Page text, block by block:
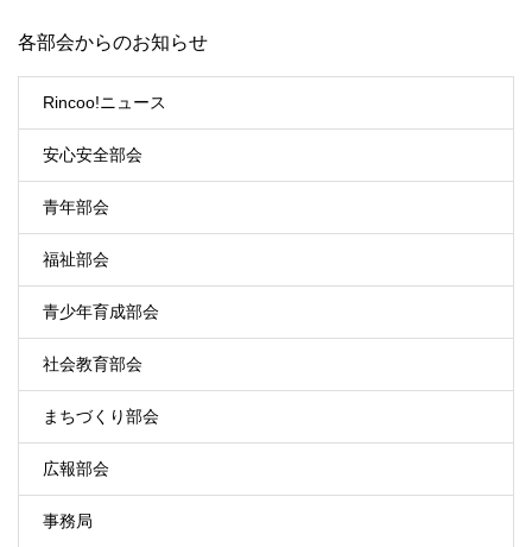
各部会からのお知らせ
Rincoo!ニュース
安心安全部会
青年部会
福祉部会
青少年育成部会
社会教育部会
まちづくり部会
広報部会
事務局